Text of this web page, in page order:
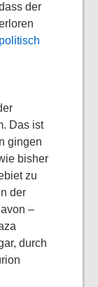
der
politisch
Das ist
gingen
bisher
zu
der
–
durch